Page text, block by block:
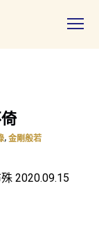
, 金剛般若
2020.09.15